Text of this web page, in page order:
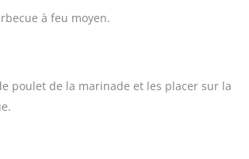
à feu moyen.
poulet de la marinade et les placer sur la